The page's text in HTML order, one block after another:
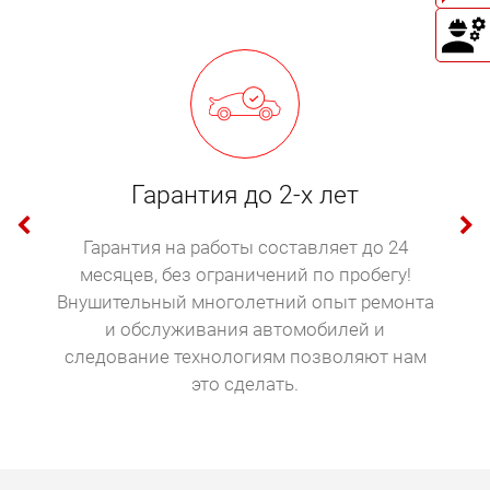
стуки при работе мотора.
При любом из этих признаков рекомендуется
срочно ехать на диагностику, которая определит,
необходим ли ремонт дизельных форсунок. Эти
работы на высоком уровне качества будут
выполнены в «Токио Сервис». При раннем
обращении мы можем устранить большинство
неисправностей недорого. Необходимо учитывать,
что в некоторых случаях ремонт оказывается
невозможным из-за конструктивных
особенностей форсунок отдельных
производителей. В подобных случаях
единственным выходом остается только купить
Гарантия до 2-х лет
Гарантия на работы составляет до 24
месяцев, без ограничений по пробегу!
Внушительный многолетний опыт ремонта
и обслуживания автомобилей и
следование технологиям позволяют нам
это сделать.